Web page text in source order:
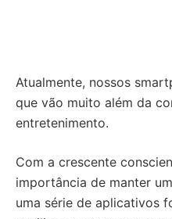
Atualmente, nossos
que vão muito além da
entretenimento.
Com a crescente
importância de manter
uma série de aplicativos